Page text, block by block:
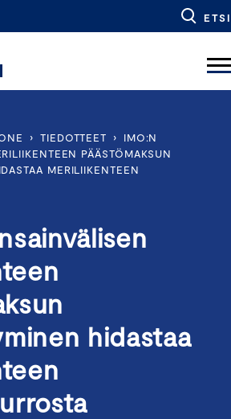
ETSI
› TIEDOTTEET ›
IMO:N
PÄÄSTÖMAKSUN
MERILIIKENTEEN
hidastaa